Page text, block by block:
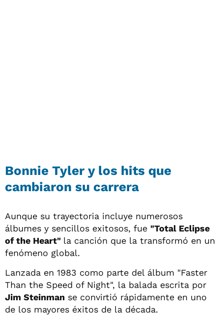
Bonnie Tyler y los hits que
cambiaron su carrera
Aunque su trayectoria incluye numerosos
álbumes y sencillos exitosos, fue "Total Eclipse
of the Heart" la canción que la transformó en un
fenómeno global.
Lanzada en 1983 como parte del álbum "Faster
Than the Speed of Night", la balada escrita por
Jim Steinman se convirtió rápidamente en uno
de los mayores éxitos de la década.